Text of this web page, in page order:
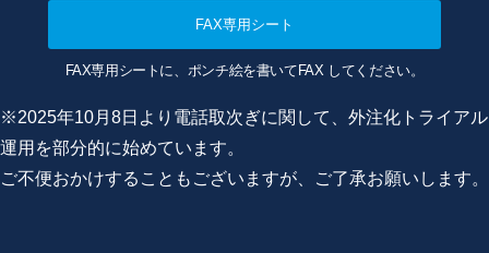
FAX専用シート
FAX専用シートに、ポンチ絵を書いてFAX してください。
※2025年10月8日より電話取次ぎに関して、外注化トライアル
運用を部分的に始めています。
ご不便おかけすることもございますが、ご了承お願いします。